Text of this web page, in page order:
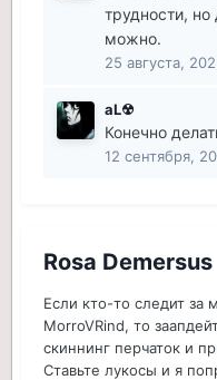
трудности,
можно.
25 августа,
aL☢
Конечно
12 сентября,
Rosa Demersus
Если кто-то следит за
MorroVRind, то
скиннинг перчаток и
Ставьте лукосы и я